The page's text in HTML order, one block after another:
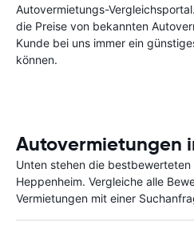
Autovermietungs-
die Preise von bekannten
Kunde bei uns immer ein
können.
Autovermietungen
Unten stehen die
Heppenheim. Vergleiche alle
Vermietungen mit einer